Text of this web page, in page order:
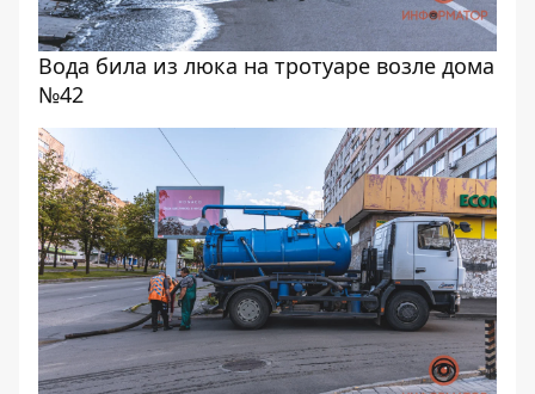
Вода била из люка на тротуаре возле дома
№42